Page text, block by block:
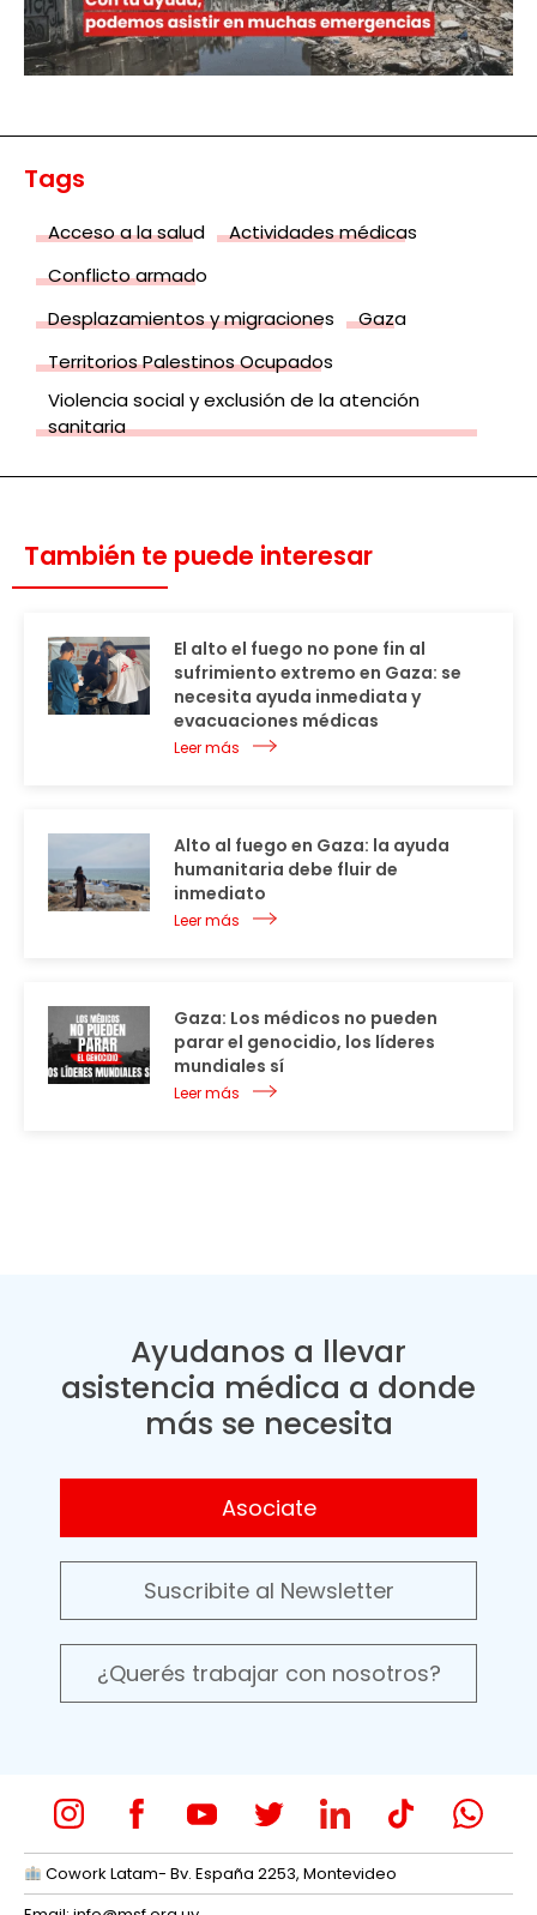
Tags
Acceso a la salud
Actividades médicas
Conflicto armado
Desplazamientos y migraciones
Gaza
Territorios Palestinos Ocupados
Violencia social y exclusión de la atención
sanitaria
También te puede interesar
El alto el fuego no pone fin al
sufrimiento extremo en Gaza: se
necesita ayuda inmediata y
evacuaciones médicas
Leer más
Alto al fuego en Gaza: la ayuda
humanitaria debe fluir de
inmediato
Leer más
Gaza: Los médicos no pueden
parar el genocidio, los líderes
mundiales sí
Leer más
Ayudanos a llevar
asistencia médica a donde
más se necesita
Asociate
Suscribite al Newsletter
¿Querés trabajar con nosotros?
Cowork Latam- Bv. España 2253, Montevideo